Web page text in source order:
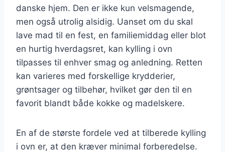
danske hjem. Den er ikke kun velsmagende,
men også utrolig alsidig. Uanset om du skal
lave mad til en fest, en familiemiddag eller blot
en hurtig hverdagsret, kan kylling i ovn
tilpasses til enhver smag og anledning. Retten
kan varieres med forskellige krydderier,
grøntsager og tilbehør, hvilket gør den til en
favorit blandt både kokke og madelskere.
En af de største fordele ved at tilberede kylling
i ovn er, at den kræver minimal forberedelse.